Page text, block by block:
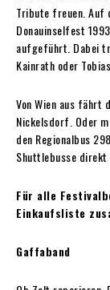
Tribute freuen. Auf
Donauinselfest
aufgeführt. Dabei
Kainrath oder
Von Wien aus fährt
Nickelsdorf. Oder
den Regionalbus
Shuttlebusse direkt
Für alle
Einkaufsliste
Gaffaband